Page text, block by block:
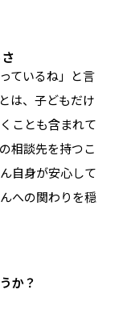
ているね」と言
は、子どもだけ
ことも含まれて
相談先を持つこ
自身が安心して
への関わりを穏
か？